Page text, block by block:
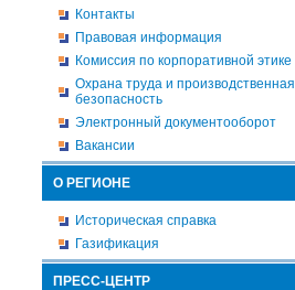
Контакты
Правовая информация
Комиссия по корпоративной этике
Охрана труда и производственная
безопасность
Электронный документооборот
Вакансии
О РЕГИОНЕ
Историческая справка
Газификация
ПРЕСС-ЦЕНТР